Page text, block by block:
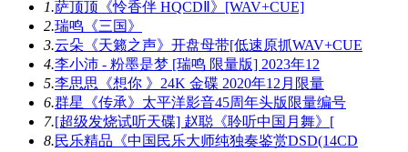
1.萨顶顶《怜香伴 HQCDⅡ》[WAV+CUE]
2.瑞鸣《三国》
3.云朵《天籁之声》开盘母带[低速原抓WAV+CUE
4.李小沛 - 粉墨是梦 [瑞鸣 限量版] 2023年12
5.李思思《想你 》24K 金碟 2020年12月限量
6.群星《传承》太平洋影音45周年头版限量编号
7.[超级发烧试听天碟] 赵聪《聆听中国月舞》[
8.民乐精品《中国民乐大师纯独奏鉴赏DSD(14CD